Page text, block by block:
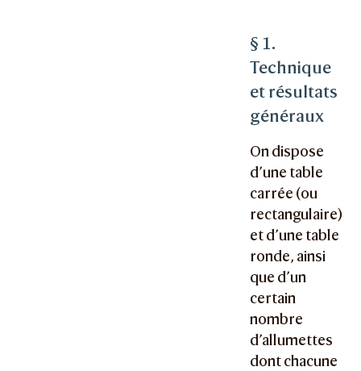
§ 1.
Technique
et résultats
généraux
On dispose
d’une table
carrée (ou
rectangulaire)
et d’une table
ronde, ainsi
que d’un
certain
nombre
d’allumettes
dont chacune